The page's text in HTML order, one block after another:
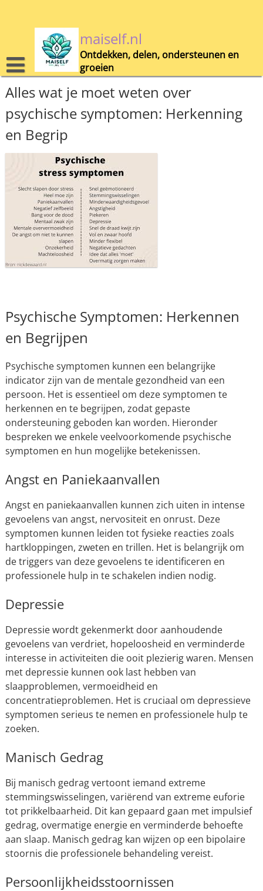
maiself.nl
Ontdekken, delen, ondersteunen en
groeien
Alles wat je moet weten over
psychische symptomen: Herkenning
en Begrip
Psychische Symptomen: Herkennen
en Begrijpen
Psychische symptomen kunnen een belangrijke
indicator zijn van de mentale gezondheid van een
persoon. Het is essentieel om deze symptomen te
herkennen en te begrijpen, zodat gepaste
ondersteuning geboden kan worden. Hieronder
bespreken we enkele veelvoorkomende psychische
symptomen en hun mogelijke betekenissen.
Angst en Paniekaanvallen
Angst en paniekaanvallen kunnen zich uiten in intense
gevoelens van angst, nervositeit en onrust. Deze
symptomen kunnen leiden tot fysieke reacties zoals
hartkloppingen, zweten en trillen. Het is belangrijk om
de triggers van deze gevoelens te identificeren en
professionele hulp in te schakelen indien nodig.
Depressie
Depressie wordt gekenmerkt door aanhoudende
gevoelens van verdriet, hopeloosheid en verminderde
interesse in activiteiten die ooit plezierig waren. Mensen
met depressie kunnen ook last hebben van
slaapproblemen, vermoeidheid en
concentratieproblemen. Het is cruciaal om depressieve
symptomen serieus te nemen en professionele hulp te
zoeken.
Manisch Gedrag
Bij manisch gedrag vertoont iemand extreme
stemmingswisselingen, variërend van extreme euforie
tot prikkelbaarheid. Dit kan gepaard gaan met impulsief
gedrag, overmatige energie en verminderde behoefte
aan slaap. Manisch gedrag kan wijzen op een bipolaire
stoornis die professionele behandeling vereist.
Persoonlijkheidsstoornissen